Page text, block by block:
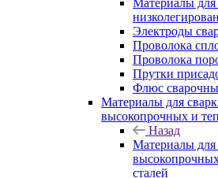
Материалы для
Электроды
Проволока
Проволока
Прутки
Флюс
Материалы для
высокопрочных и
Назад
Материалы для
сталей